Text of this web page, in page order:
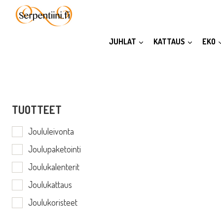
sisältöön
JUHLAT KATTAUS EKO
TUOTTEET
Joululeivonta
Joulupaketointi
Joulukalenterit
Joulukattaus
Joulukoristeet